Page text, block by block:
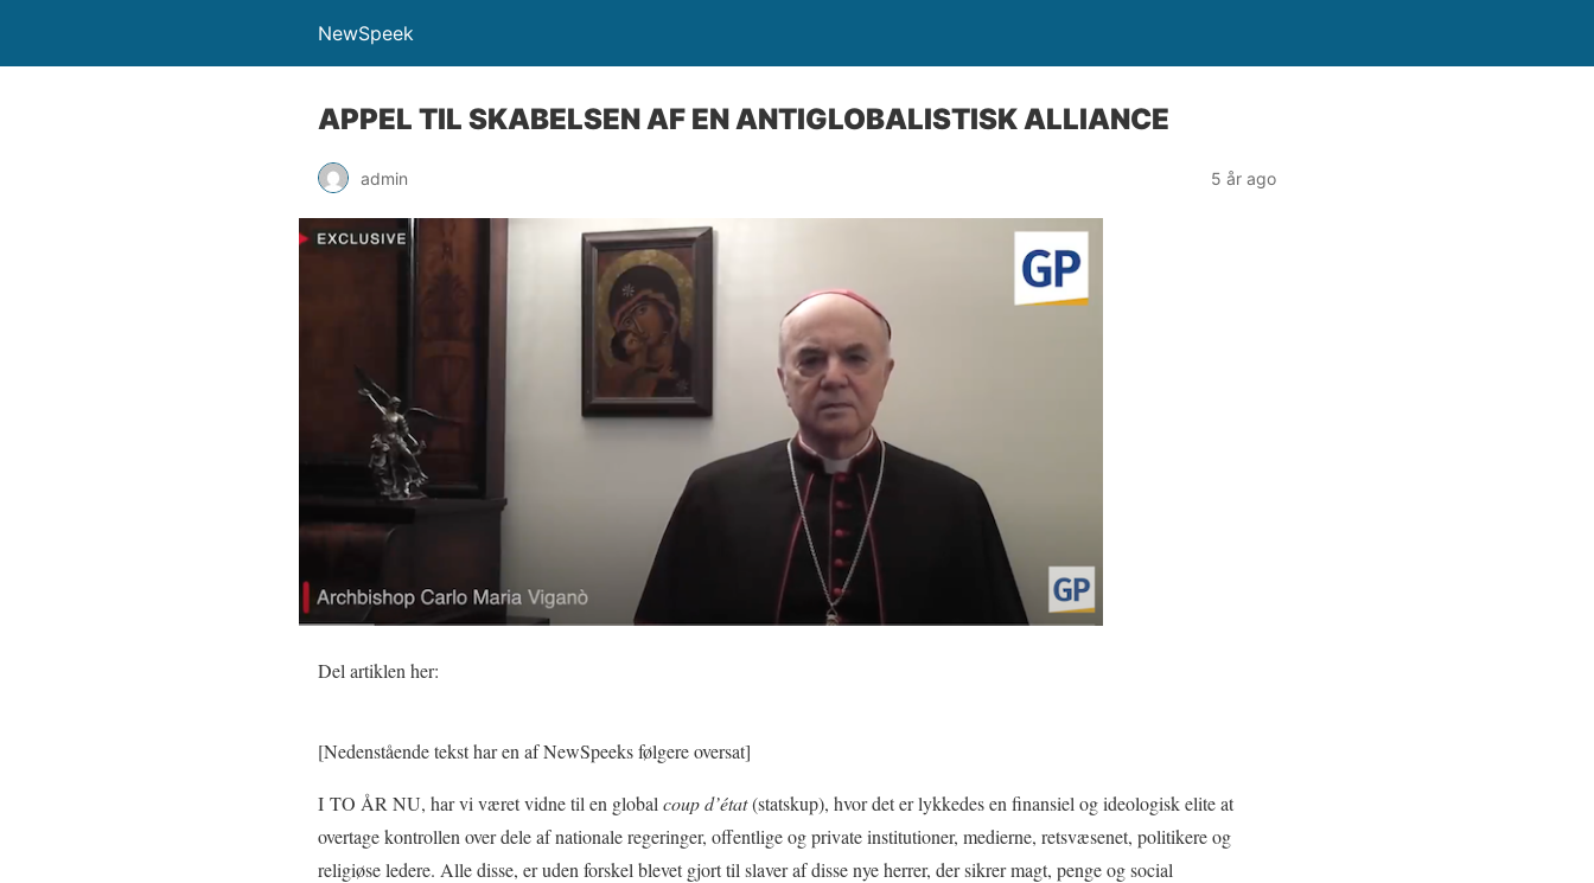
NewSpeek
APPEL TIL SKABELSEN AF EN ANTIGLOBALISTISK ALLIANCE
admin 5 år ago
Del artiklen her:
[Nedenstående tekst har en af NewSpeeks følgere oversat]
I TO ÅR NU, har vi været vidne til en global coup d’état(statskup), hvor det er lykkedes en finansiel og ideologisk elite at
overtage kontrollen over dele af nationale regeringer, offentlige og private institutioner, medierne, retsvæsenet, politikere og
religiøse ledere. Alle disse, er uden forskel blevet gjort til slaver af disse nye herrer, der sikrer magt, penge og social